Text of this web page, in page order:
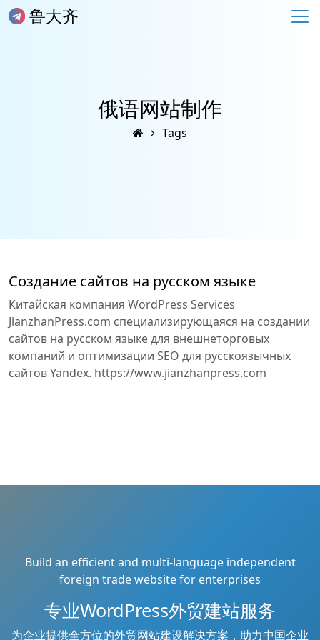
鲁大齐
俄语网站制作
Tags
Создание сайтов на русском языке
Китайская компания WordPress Services
JianzhanPress.com специализирующаяся на создании
сайтов на русском языке для внешнеторговых
компаний и оптимизации SEO для русскоязычных
сайтов Yandex. https://www.jianzhanpress.com
Build an efficient and multi-language independent
foreign trade website for enterprises
专业WordPress外贸建站服务
为企业提供全方位的外贸网站建设解决方案，助力中国企业